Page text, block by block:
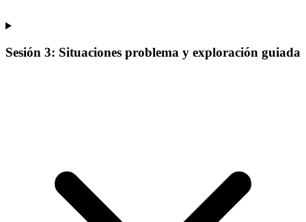
Sesión 3: Situaciones problema y exploración guiada